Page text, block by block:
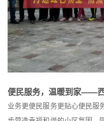
便民服务，温暖到家——
业务更便民服务更贴心便民服